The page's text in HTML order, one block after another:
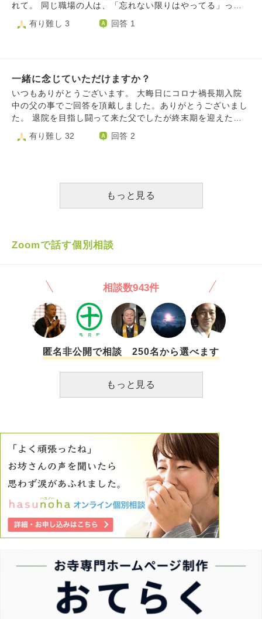
だければ幸いです。 ハスノハの皆様も、どうぞ暑さと、感
れて。 同じ職場の人は、「忘れない限りはやってる」って
いう人とか、「つい忘れちゃうんだよね～笑」って人とか、
「正直やってないです笑」っていう人がいて、わたしも入社
いなって思ったときもあったけど、検査しませんでした。
一緒に暮らしている母もよく咳をしていたのに。 しかも、
働いていたのは発達障害のある子どもが通う福祉施設なの
に、私は1回きりしか検査しませんでした。 本当は週3が会
たら、職場の子どもにコロナをうつして、さらにその家族
有り難し 3 回答 1
一緒に念じていただけますか？
いつもありがとうございます。 大晦日にコロナ禍長期入院
中の父の事でご回答を頂戴しました。ありがとうございまし
た。 退院を目指し闘って来た父でしたが終末期を迎えた模
様。年始から5日間本人から着信有りましたが途絶えまし
た。 年始にせめて自宅へ…と対応をお願いしていた矢先、
害です。本当に。 次、病院からの着信はおそらくお迎えで
闘病期間も同様に。 我が家だけでは無く全国で起こってし
まっている現実です。 今はただただ苦しまずに眠っていて
お坊さま。どうか一緒に安楽を念じて頂けると嬉しいです。
檀家に入ったりしている訳では無いので(元々は浄土真宗の
檀家でしたが、住職が借金をし寺に保険金を掛けて放火して
しまいました。以来、先祖は自身供養です。) 私が今出来る
事で思い浮かんだのがこちらでのお願いでした。どうぞよろ
しくお願い致します。
有り難し 32 回答 2
もっと見る
Zoomで話す個別相談
相談数943件
匿名非公開で相談 250名から選べます
もっと見る